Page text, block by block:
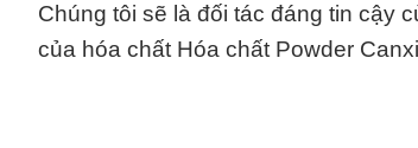
Chúng tôi sẽ là đối tác đáng tin cậy
của hóa chất Hóa chất Powder